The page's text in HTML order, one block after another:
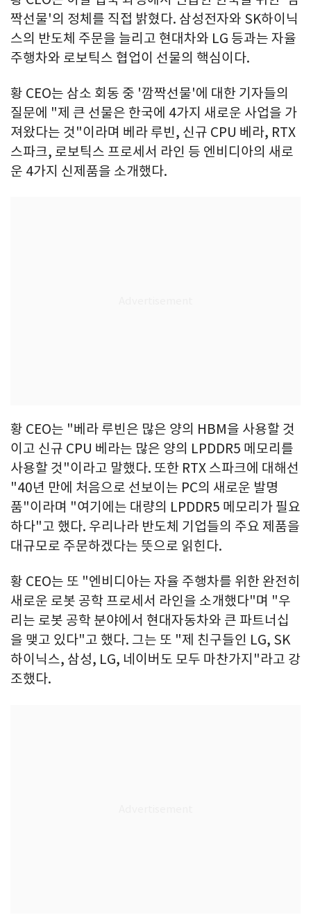
짝선물'의 정체를 직접 밝혔다. 삼성전자와 SK하이닉
스의 반도체 주문을 늘리고 현대차와 LG 등과는 자율
주행차와 로보틱스 협업이 선물의 핵심이다.
황 CEO는 삼소 회동 중 '깜짝선물'에 대한 기자들의
질문에 "제 큰 선물은 한국에 4가지 새로운 사업을 가
져왔다는 것"이라며 베라 루빈, 신규 CPU 베라, RTX
스파크, 로보틱스 프로세서 라인 등 엔비디아의 새로
운 4가지 신제품을 소개했다.
황 CEO는 "베라 루빈은 많은 양의 HBM을 사용할 것
이고 신규 CPU 베라는 많은 양의 LPDDR5 메모리를
사용할 것"이라고 말했다. 또한 RTX 스파크에 대해선
"40년 만에 처음으로 선보이는 PC의 새로운 발명
품"이라며 "여기에는 대량의 LPDDR5 메모리가 필요
하다"고 했다. 우리나라 반도체 기업들의 주요 제품을
대규모로 주문하겠다는 뜻으로 읽힌다.
황 CEO는 또 "엔비디아는 자율 주행차를 위한 완전히
새로운 로봇 공학 프로세서 라인을 소개했다"며 "우
리는 로봇 공학 분야에서 현대자동차와 큰 파트너십
을 맺고 있다"고 했다. 그는 또 "제 친구들인 LG, SK
하이닉스, 삼성, LG, 네이버도 모두 마찬가지"라고 강
조했다.